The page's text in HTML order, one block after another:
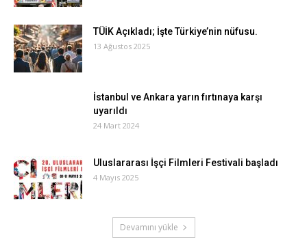
TÜİK Açıkladı; İşte Türkiye’nin nüfusu.
13 Ağustos 2025
İstanbul ve Ankara yarın fırtınaya karşı
uyarıldı
24 Mart 2024
Uluslararası İşçi Filmleri Festivali başladı
4 Mayıs 2025
Devamını yükle